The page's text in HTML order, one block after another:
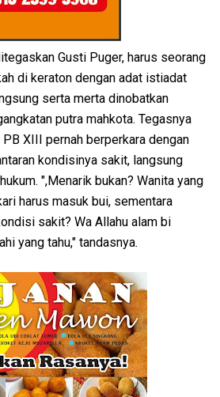
Gusti Puger, harus seorang
di keraton dengan adat istiadat
serta merta dinobatkan
putra mahkota. Tegasnya
PB XIII pernah berperkara dengan
kondisinya sakit, langsung
",Menarik bukan? Wanita yang
harus masuk bui, sementara
sakit? Wa Allahu alam bi
yang tahu," tandasnya.